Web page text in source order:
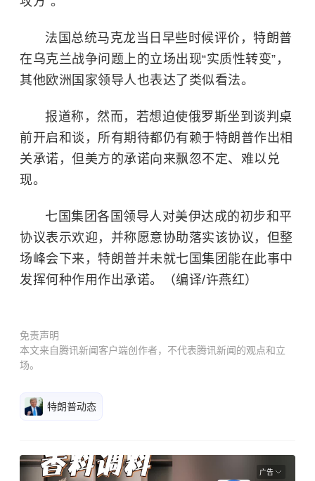
法国总统马克龙当日早些时候评价，特朗普
在乌克兰战争问题上的立场出现“实质性转变”，
其他欧洲国家领导人也表达了类似看法。
报道称，然而，若想迫使俄罗斯坐到谈判桌
前开启和谈，所有期待都仍有赖于特朗普作出相
关承诺，但美方的承诺向来飘忽不定、难以兑
现。
七国集团各国领导人对美伊达成的初步和平
协议表示欢迎，并称愿意协助落实该协议，但整
场峰会下来，特朗普并未就七国集团能在此事中
发挥何种作用作出承诺。（编译/许燕红）
免责声明
本文来自腾讯新闻客户端创作者，不代表腾讯新闻的观点和立
场。
特朗普动态
广告